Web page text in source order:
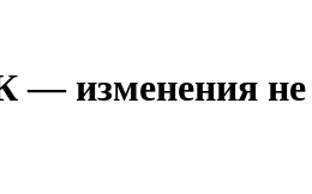
изменения не